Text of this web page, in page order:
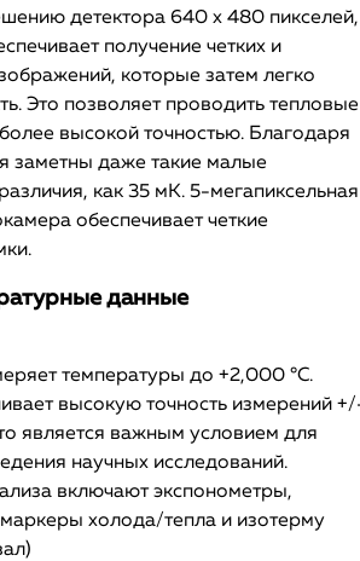
детектора 640 x 480 пикселей,
получение четких и
которые затем легко
Это позволяет проводить тепловые
высокой точностью. Благодаря
заметны даже такие малые
как 35 мК. 5-мегапиксельная
обеспечивает четкие
данные
температуры до +2,000 °C.
высокую точность измерений
является важным условием для
научных исследований.
включают экспонометры,
маркеры холода/тепла и изотерму